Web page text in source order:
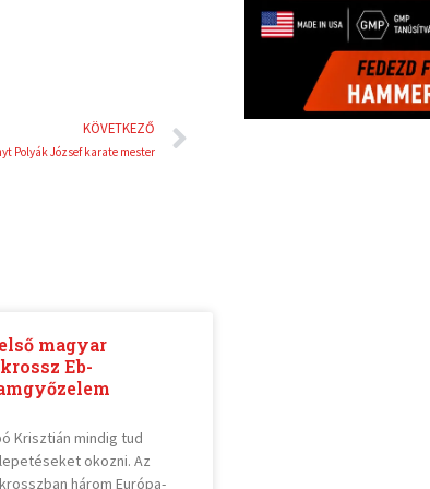
KÖVETKEZŐ
Polyák József karate mester
Következő
magyar
Eb-
Krisztián mindig tud
okozni. Az
három Európa-